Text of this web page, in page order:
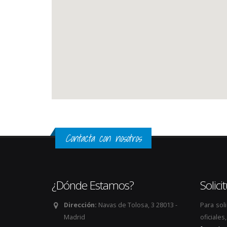
Contacta con nosotros
¿Dónde Estamos?
Dirección: Navas de Tolosa, 3 28013 -
Madrid
Para